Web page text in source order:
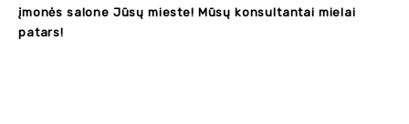
įmonės salone Jūsų mieste! Mūsų konsultantai mielai
patars!